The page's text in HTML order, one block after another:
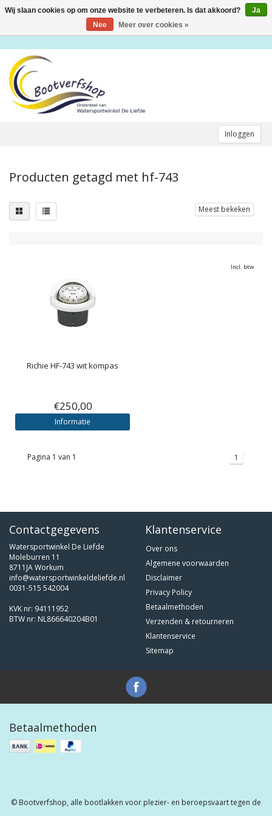
Inloggen
Toggle
Producten getagd met hf-743
Meest bekeken
Richie HF-743 wit kompas
€250,00
Informatie
Incl. btw
Pagina 1 van 1 1
Contactgegevens
Watersportwinkel De Liefde
Moleburren 11
8711JA Workum
info@watersportwinkeldeliefde.nl
0031-515 542004
KVK nr: 94111952
BTW nr: NL866640204B01
Klantenservice
Over ons
Algemene voorwaarden
Disclaimer
Privacy Policy
Betaalmethoden
Verzenden & retourneren
Klantenservice
Sitemap
Betaalmethoden
© Bootverfshop, alle bootlakken voor plezier- en beroepsvaart tegen de
Wij slaan cookies op om onze website te verbeteren. Is dat akkoord?
Ja
Nee
Meer over cookies »